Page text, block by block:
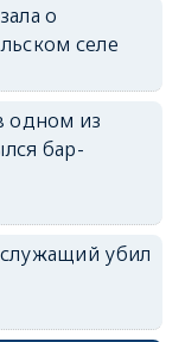
о
селе
одном из
бар-
убил